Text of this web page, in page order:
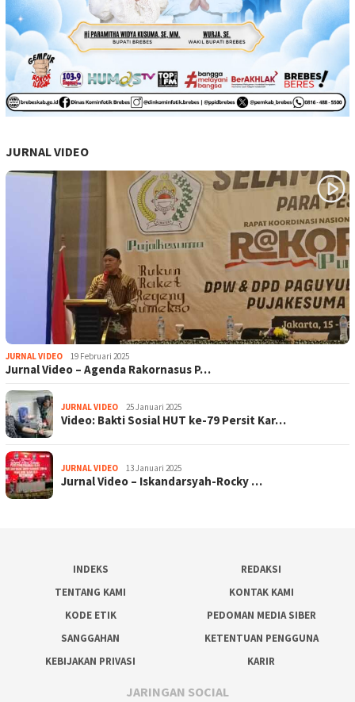
JURNAL VIDEO
JURNAL VIDEO 19 Februari 2025
Jurnal Video – Agenda Rakornasus P…
JURNAL VIDEO 25 Januari 2025
Video: Bakti Sosial HUT ke-79 Persit Kar…
JURNAL VIDEO 13 Januari 2025
Jurnal Video – Iskandarsyah-Rocky …
INDEKS
REDAKSI
TENTANG KAMI
KONTAK KAMI
KODE ETIK
PEDOMAN MEDIA SIBER
SANGGAHAN
KETENTUAN PENGGUNA
KEBIJAKAN PRIVASI
KARIR
JARINGAN SOCIAL